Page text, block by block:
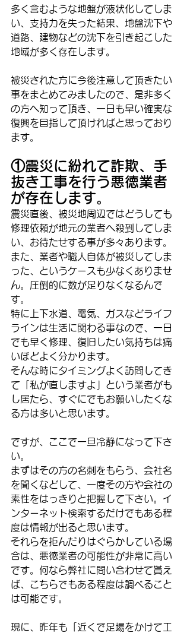
多く含むような地盤が液状化してしま
い、支持力を失った結果、地盤沈下や
道路、建物などの沈下を引き起こした
地域が多く存在します。
被災された方に今後注意して頂きたい
事をまとめてみましたので、是非多く
の方へ知って頂き、一日も早い確実な
復興を目指して頂ければと思っており
ます。
①震災に紛れて詐欺、手
抜き工事を行う悪徳業者
が存在します。
震災直後、被災地周辺ではどうしても
修理依頼が地元の業者へ殺到してしま
い、お待たせする事が多々あります。
また、業者や職人自体が被災してしま
った、というケースも少なくありませ
ん。圧倒的に数が足りなくなるんで
す。
特に上下水道、電気、ガスなどライフ
ラインは生活に関わる事なので、一日
でも早く修理、復旧したい気持ちは痛
いほどよく分かります。
そんな時にタイミングよく訪問してき
て「私が直しますよ」という業者がも
し居たら、すぐにでもお願いしたくな
る方は多いと思います。
ですが、ここで一旦冷静になって下さ
い。
まずはその方の名刺をもらう、会社名
を聞くなどして、一度その方や会社の
素性をはっきりと把握して下さい。イ
ンターネット検索するだけでもある程
度は情報が出ると思います。
それらを拒んだりはぐらかしている場
合は、悪徳業者の可能性が非常に高い
です。何なら弊社に問い合わせて貰え
ば、こちらでもある程度は調べること
は可能です。
現に、昨年も「近くで足場をかけて工